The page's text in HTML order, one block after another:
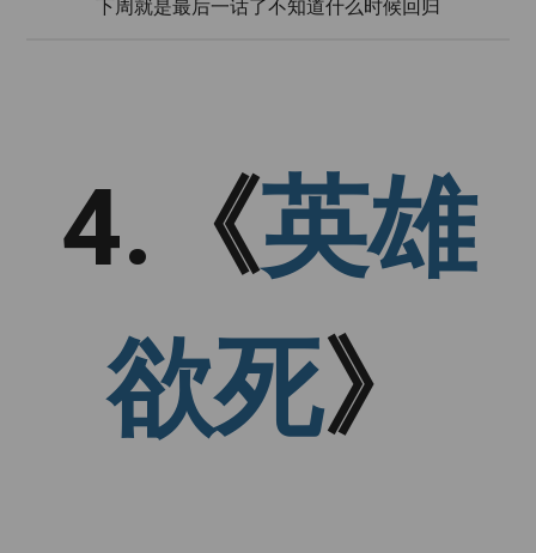
下周就是最后一话了不知道什么时候回归
4.《英雄
欲死》